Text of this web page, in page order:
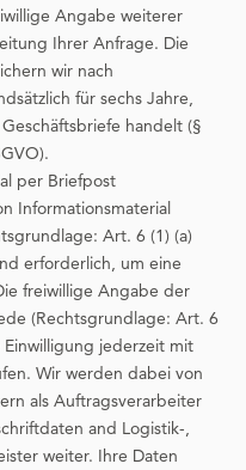
Angabe weiterer
Ihrer Anfrage. Die
wir nach
für sechs Jahre,
handelt (§
per Briefpost
Informationsmaterial
Art. 6 (1) (a)
erforderlich, um eine
freiwillige Angabe der
(Rechtsgrundlage: Art. 6
Einwilligung jederzeit mit
Wir werden dabei von
als Auftragsverarbeiter
and Logistik-,
weiter. Ihre Daten